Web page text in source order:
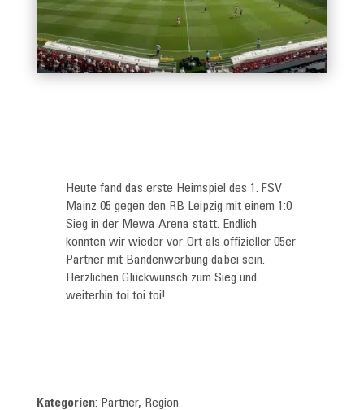
Heute fand das erste Heimspiel des 1. FSV
Mainz 05 gegen den RB Leipzig mit einem 1:0
Sieg in der Mewa Arena statt. Endlich
konnten wir wieder vor Ort als offizieller 05er
Partner mit Bandenwerbung dabei sein.
Herzlichen Glückwunsch zum Sieg und
weiterhin toi toi toi!
Kategorien: Partner, Region